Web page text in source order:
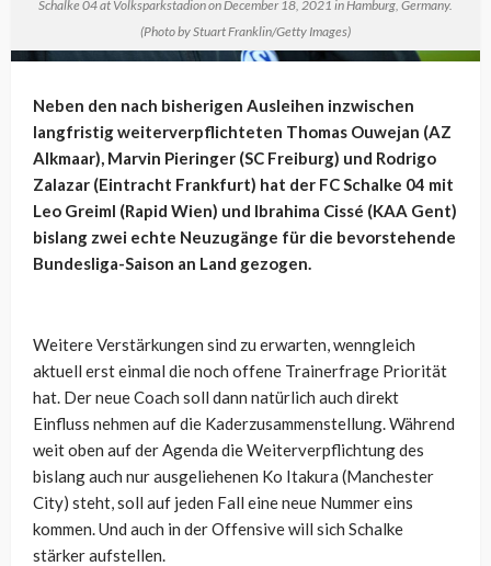
Schalke 04 at Volksparkstadion on December 18, 2021 in Hamburg, Germany.
(Photo by Stuart Franklin/Getty Images)
Neben den nach bisherigen Ausleihen inzwischen
langfristig weiterverpflichteten Thomas Ouwejan (AZ
Alkmaar), Marvin Pieringer (SC Freiburg) und Rodrigo
Zalazar (Eintracht Frankfurt) hat der FC Schalke 04 mit
Leo Greiml (Rapid Wien) und Ibrahima Cissé (KAA Gent)
bislang zwei echte Neuzugänge für die bevorstehende
Bundesliga-Saison an Land gezogen.
Weitere Verstärkungen sind zu erwarten, wenngleich
aktuell erst einmal die noch offene Trainerfrage Priorität
hat. Der neue Coach soll dann natürlich auch direkt
Einfluss nehmen auf die Kaderzusammenstellung. Während
weit oben auf der Agenda die Weiterverpflichtung des
bislang auch nur ausgeliehenen Ko Itakura (Manchester
City) steht, soll auf jeden Fall eine neue Nummer eins
kommen. Und auch in der Offensive will sich Schalke
stärker aufstellen.